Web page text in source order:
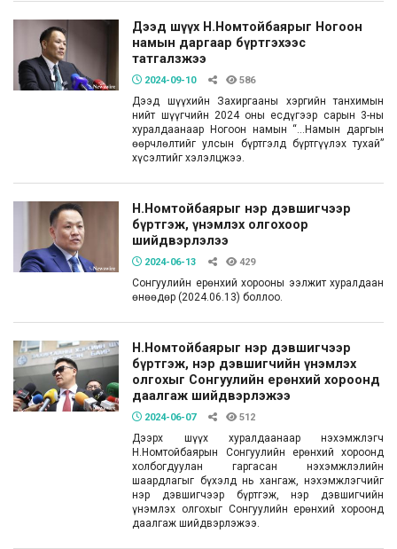
Дээд шүүх Н.Номтойбаярыг Ногоон
намын даргаар бүртгэхээс
татгалзжээ
2024-09-10 586
Дээд шүүхийн Захиргааны хэргийн танхимын
нийт шүүгчийн 2024 оны есдүгээр сарын 3-ны
хуралдаанаар Ногоон намын “…Намын даргын
өөрчлөлтийг улсын бүртгэлд бүртгүүлэх тухай”
хүсэлтийг хэлэлцжээ.
Н.Номтойбаярыг нэр дэвшигчээр
бүртгэж, үнэмлэх олгохоор
шийдвэрлэлээ
2024-06-13 429
Сонгуулийн ерөнхий хорооны ээлжит хуралдаан
өнөөдөр (2024.06.13) боллоо.
Н.Номтойбаярыг нэр дэвшигчээр
бүртгэж, нэр дэвшигчийн үнэмлэх
олгохыг Сонгуулийн ерөнхий хороонд
даалгаж шийдвэрлэжээ
2024-06-07 512
Дээрх шүүх хуралдаанаар нэхэмжлэгч
Н.Номтойбаярын Сонгуулийн ерөнхий хороонд
холбогдуулан гаргасан нэхэмжлэлийн
шаардлагыг бүхэлд нь хангаж, нэхэмжлэгчийг
нэр дэвшигчээр бүртгэж, нэр дэвшигчийн
үнэмлэх олгохыг Сонгуулийн ерөнхий хороонд
даалгаж шийдвэрлэжээ.